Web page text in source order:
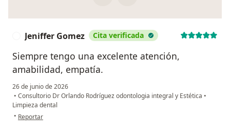
Jeniffer Gomez Cita verificada
Siempre tengo una excelente atención,
amabilidad, empatía.
26 de junio de 2026
• Consultorio Dr Orlando Rodríguez odontologia integral y Estética •
Limpieza dental
• en opinión del usuario Jeniffer Gomez
Reportar